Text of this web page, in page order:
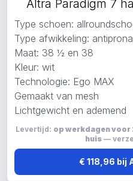
Altra Paradigm 7
Type schoen:
Type afwikkeling:
Maat: 38 ½ en 38
Kleur: wit
Technologie: Ego MAX
Gemaakt van mesh
Lichtgewicht en ademend
Levertijd: op werkdagen voor
huis—
€ 118,96 bij